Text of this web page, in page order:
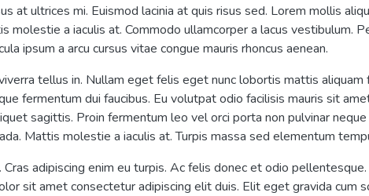
at ultrices mi. Euismod lacinia at quis risus sed. Lorem mollis
molestie a iaculis at. Commodo ullamcorper a lacus vestibulum.
ipsum a arcu cursus vitae congue mauris rhoncus aenean.
tellus in. Nullam eget felis eget nunc lobortis mattis aliquam
fermentum dui faucibus. Eu volutpat odio facilisis mauris sit
sagittis. Proin fermentum leo vel orci porta non pulvinar
Mattis molestie a iaculis at. Turpis massa sed elementum
adipiscing enim eu turpis. Ac felis donec et odio pellentesque.
sit amet consectetur adipiscing elit duis. Elit eget gravida cum